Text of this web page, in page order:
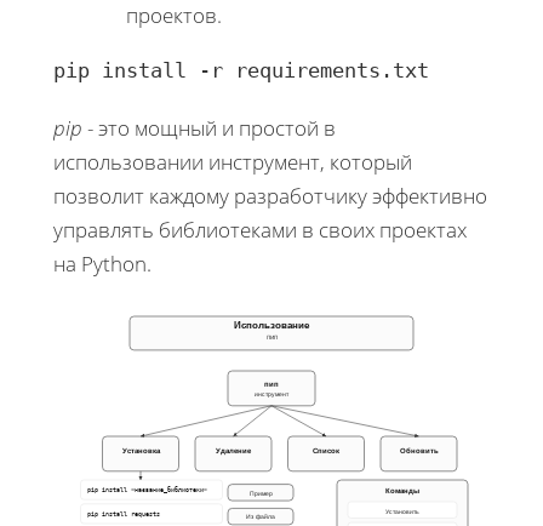
проектов.
pip install -r requirements.txt
pip - это мощный и простой в
использовании инструмент, который
позволит каждому разработчику эффективно
управлять библиотеками в своих проектах
на Python.
Использование
пип
пип
инструмент
Установка Удаление Список Обновить
pip install <название_библиотеки>
pip install requests
Пример
Из файла
Команды
Установить